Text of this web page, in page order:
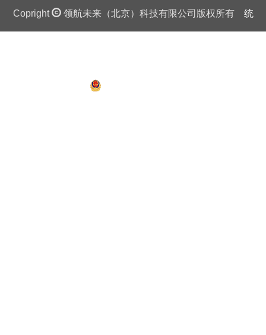
Copright 领航未来（北京）科技有限公司版权所有 统